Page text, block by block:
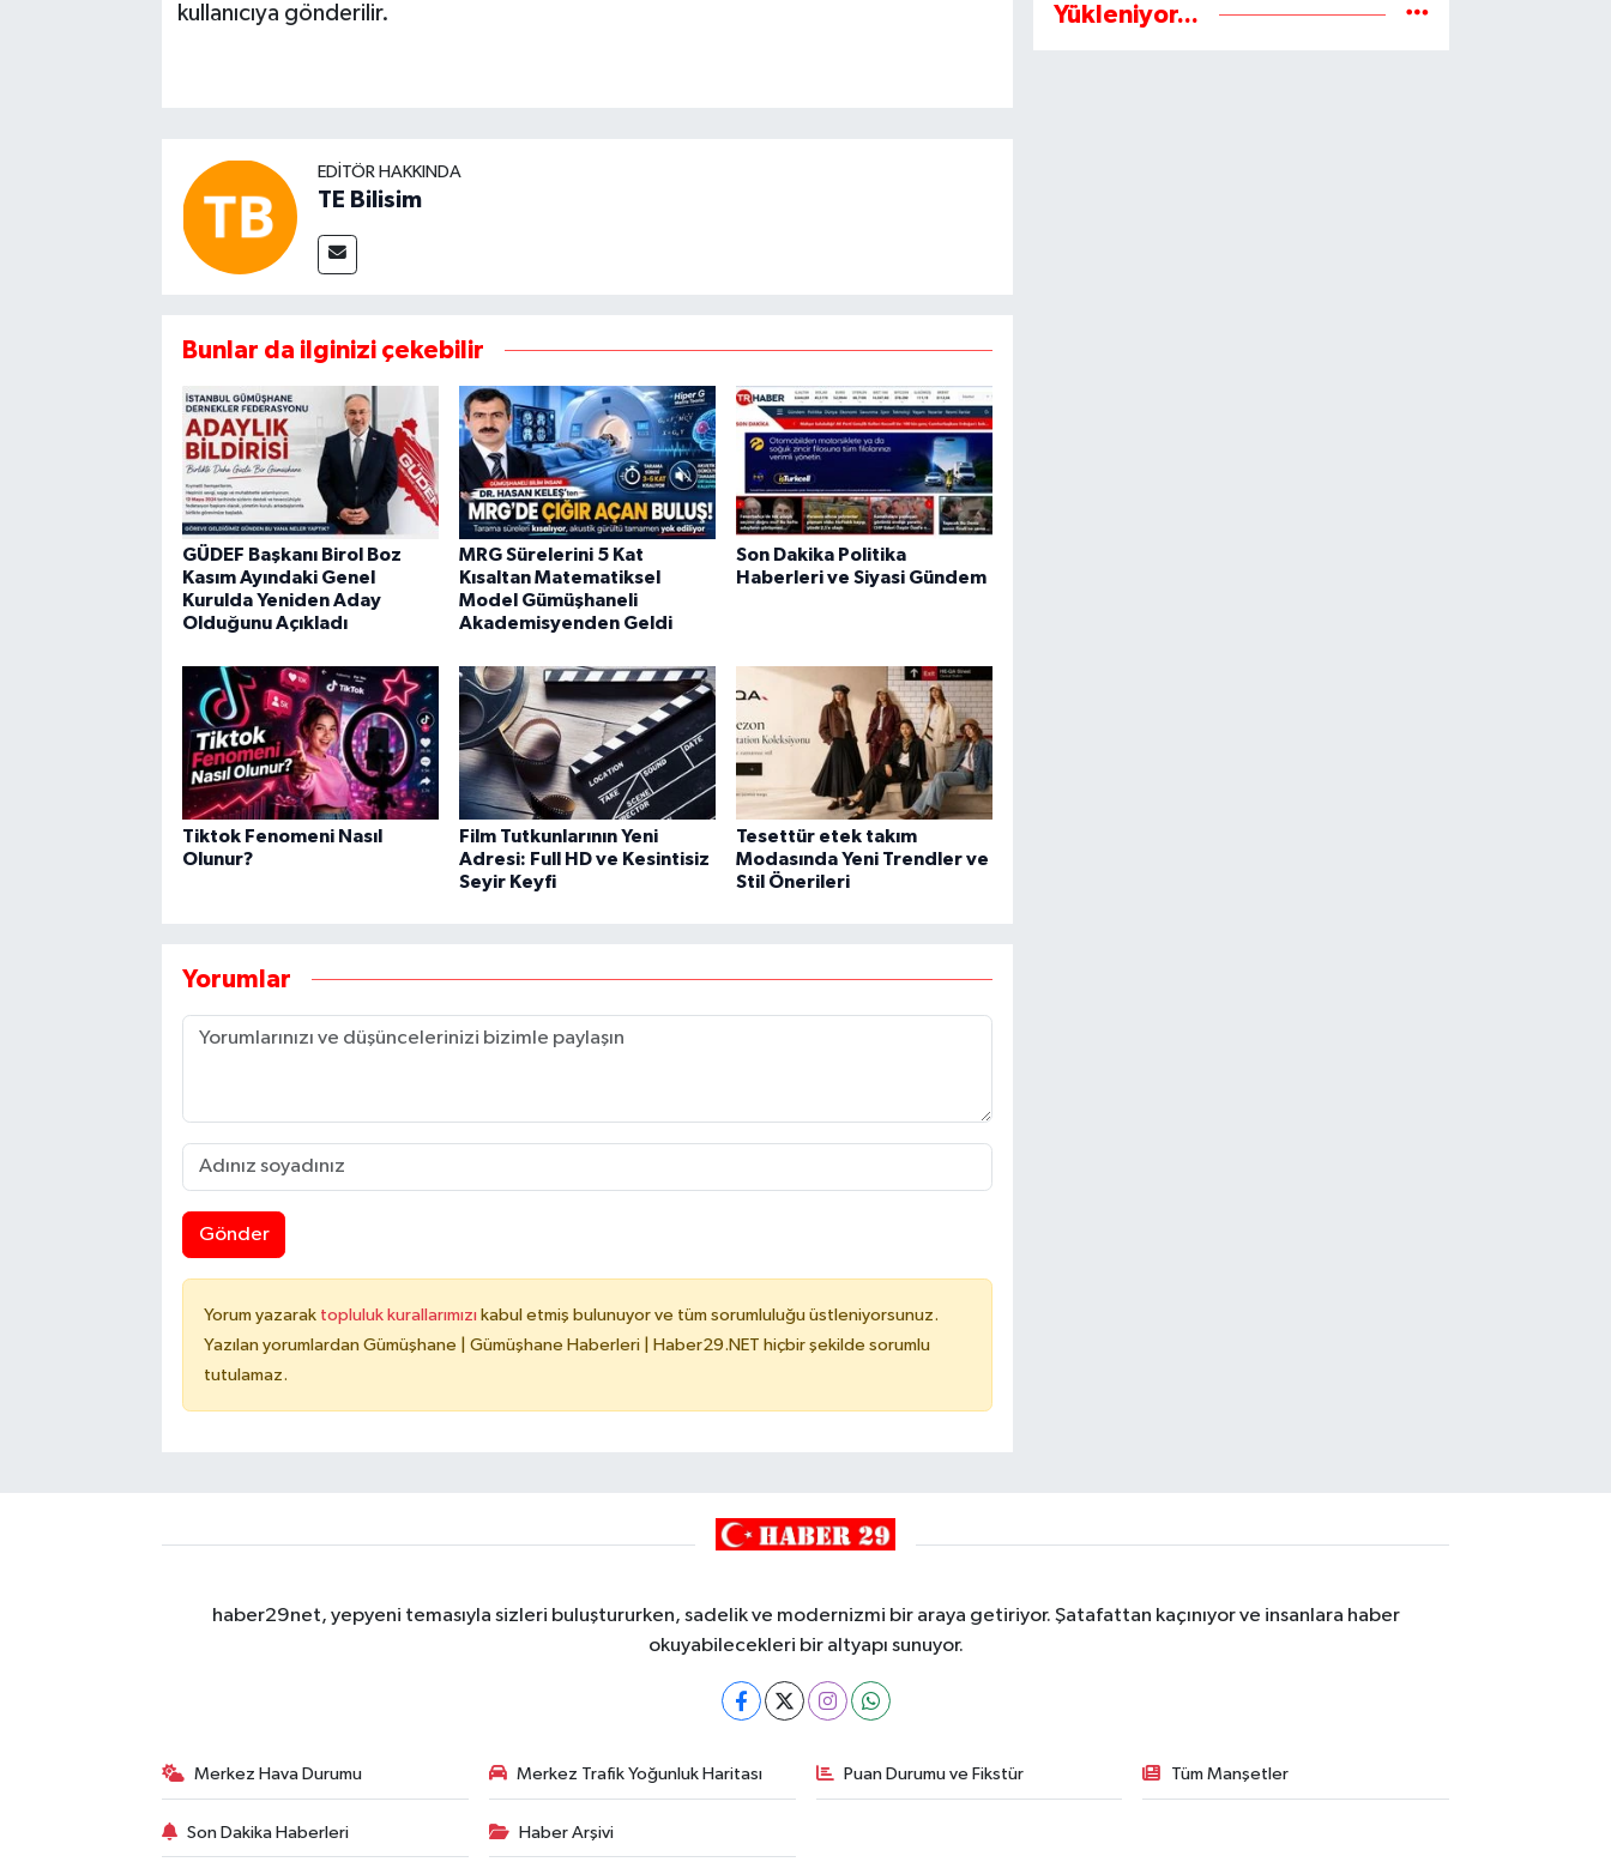
kullanıcıya gönderilir.
EDITÖR HAKKINDA
TE Bilisim
Bunlar da ilginizi çekebilir
GÜDEF Başkanı Birol Boz
Kasım Ayındaki Genel
Kurulda Yeniden Aday
Olduğunu Açıkladı
MRG Sürelerini 5 Kat
Kısaltan Matematiksel
Model Gümüşhaneli
Akademisyenden Geldi
Son Dakika Politika
Haberleri ve Siyasi Gündem
Tiktok Fenomeni Nasıl
Olunur?
Film Tutkunlarının Yeni
Adresi: Full HD ve Kesintisiz
Seyir Keyfi
Tesettür etek takım
Modasında Yeni Trendler ve
Stil Önerileri
Yorumlar
Gönder
Yorum yazarak topluluk kurallarımızı kabul etmiş bulunuyor ve tüm sorumluluğu üstleniyorsunuz.
Yazılan yorumlardan Gümüşhane | Gümüşhane Haberleri | Haber29.NET hiçbir şekilde sorumlu
tutulamaz.
Yükleniyor...
haber29net, yepyeni temasıyla sizleri buluştururken, sadelik ve modernizmi bir araya getiriyor. Şatafattan kaçınıyor ve insanlara haber
okuyabilecekleri bir altyapı sunuyor.
Merkez Hava Durumu Merkez Trafik Yoğunluk Haritası Puan Durumu ve Fikstür Tüm Manşetler
Son Dakika Haberleri Haber Arşivi